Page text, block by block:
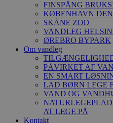
FINSPÅNG
KØBENHAVN
SKÅNE ZOO
VANDLEG
ØREBRO BYPARK
Om vandleg
PÅVIRKET AF
EN SMART
LAD BØRN LEGE
VAND OG
AT LEGE PÅ
Kontakt